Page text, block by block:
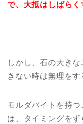
で、大抵はしばらく
しかし、石の大き
きない時は無理をす
モルダバイトを持
は、タイミングを